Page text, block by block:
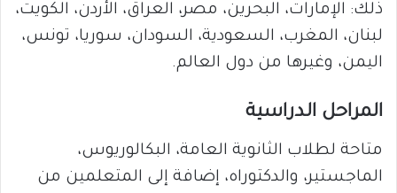
ذلك: الإمارات، البحرين، مصر، العراق، الأردن، الكويت،
لبنان، المغرب، السعودية، السودان، سوريا، تونس،
اليمن، وغيرها من دول العالم.
المراحل الدراسية
متاحة لطلاب الثانوية العامة، البكالوريوس،
الماجستير، والدكتوراه، إضافة إلى المتعلمين من